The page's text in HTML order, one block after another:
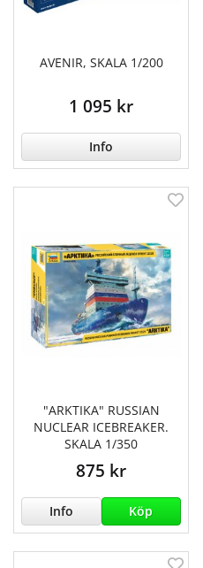
AVENIR, SKALA 1/200
1 095 kr
Info
"ARKTIKA" RUSSIAN
NUCLEAR ICEBREAKER.
SKALA 1/350
875 kr
Info Köp